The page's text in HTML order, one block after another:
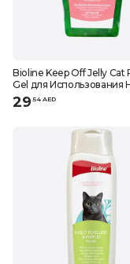
Bioline Keep Off Jelly Cat
Gel для Использования
ОТКРЫТОМ ВОЗДУХЕ -
29 54 AED